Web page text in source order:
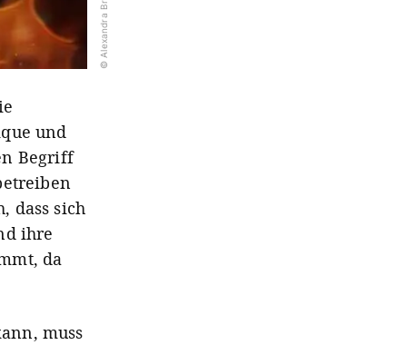
© Alexandra Brucker
und
Begriff
dass sich
ihre
da
muss